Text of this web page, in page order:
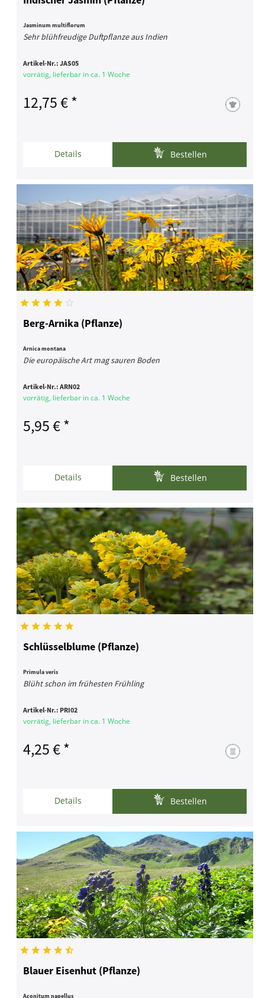
Jasminum multiflorum
Sehr blühfreudige Duftpflanze aus Indien
Artikel-Nr.:JAS05
vorrätig, lieferbar in ca. 1 Woche
12,75 € *
Details Bestellen
Berg-Arnika (Pflanze)
Arnica montana
Die europäische Art mag sauren Boden
Artikel-Nr.:ARN02
vorrätig, lieferbar in ca. 1 Woche
5,95 € *
Details Bestellen
Schlüsselblume (Pflanze)
Primula veris
Blüht schon im frühesten Frühling
Artikel-Nr.: PRI02
vorrätig, lieferbar in ca. 1 Woche
4,25 € *
Details Bestellen
Blauer Eisenhut (Pflanze)
Aconitum napellus